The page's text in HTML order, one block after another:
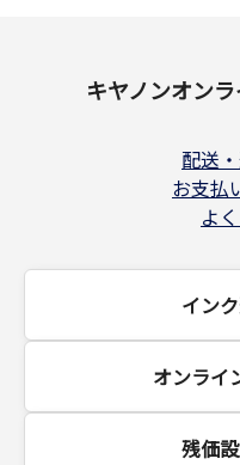
キヤノンオン
配送
お支払
よ
イン
オンライ
残価